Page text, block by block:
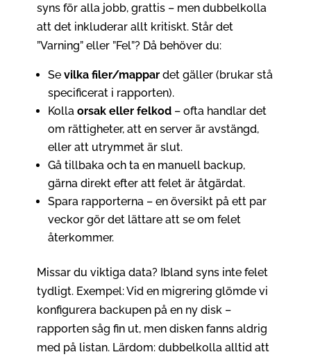
syns för alla jobb, grattis – men dubbelkolla
att det inkluderar allt kritiskt. Står det
”Varning” eller ”Fel”? Då behöver du:
Se vilka filer/mappar det gäller (brukar stå
specificerat i rapporten).
Kolla orsak eller felkod – ofta handlar det
om rättigheter, att en server är avstängd,
eller att utrymmet är slut.
Gå tillbaka och ta en manuell backup,
gärna direkt efter att felet är åtgärdat.
Spara rapporterna – en översikt på ett par
veckor gör det lättare att se om felet
återkommer.
Missar du viktiga data? Ibland syns inte felet
tydligt. Exempel: Vid en migrering glömde vi
konfigurera backupen på en ny disk –
rapporten såg fin ut, men disken fanns aldrig
med på listan. Lärdom: dubbelkolla alltid att